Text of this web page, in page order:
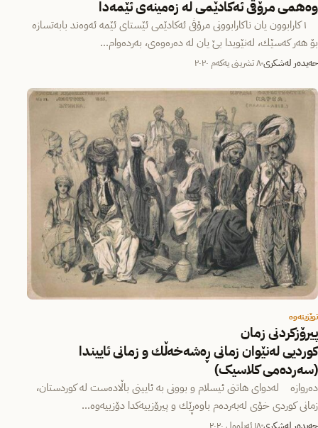
وەهمی مرۆڤی ئەکادێمی له‌ زه‌مینه‌ی ئێمه‌دا
١ كارابوون یان ناکارابوونی مرۆڤی ئه‌كادێمی ئێستای ئێمه‌ ئه‌وه‌ند بابه‌تسازه‌
بۆ هه‌ر كه‌سێك، له‌نێویدا بێ یان له‌ ده‌ره‌وه‌ی، به‌رده‌وام…
حەیدەر لەشکری٨ تشرینی یەکەم ٢٠٢٠
توێژینەوە
پيرۆزكردنى زمان
كوردیى لەنێوان زمانى ڕەشەخەڵك و زمانى ئاييندا
(سەردەمی کلاسیک)
دەروازە لەدواى هاتنى ئيسلام و بوونى بە ئايينى باڵادەست لە كوردستان،
زمانى كوردى خۆى لەبەردەم باوەڕێك و پيرۆزييەكدا دۆزييەوە…